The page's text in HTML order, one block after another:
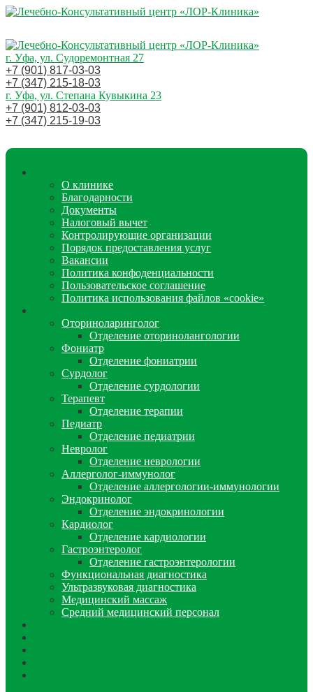
г. Уфа, ул. Судоремонтная 27
+7 (901) 817-03-03
+7 (347) 215-18-03
г. Уфа, ул. Степана Кувыкина 23
+7 (901) 812-03-03
+7 (347) 215-19-03
О клинике
Благодарности
Документы
Налоговый вычет
Контролирующие организации
Порядок предоставления услуг
Вакансии
Политика конфоденциальности
Пользовательское соглашение
Политика использования файлов «cookie»
Оториноларинголог
Отделение оторинолангологии
Фониатр
Отделение фониатрии
Сурдолог
Отделение сурдологии
Терапевт
Отделение терапии
Педиатр
Отделение педиатрии
Невролог
Отделение неврологии
Аллерголог-иммунолог
Отделение аллергологии-иммунологии
Эндокринолог
Отделение эндокринологии
Кардиолог
Отделение кардиологии
Гастроэнтеролог
Отделение гастроэнтерологии
Функциональная диагностика
Ультразвуковая диагностика
Медицинский массаж
Средний медицинский персонал